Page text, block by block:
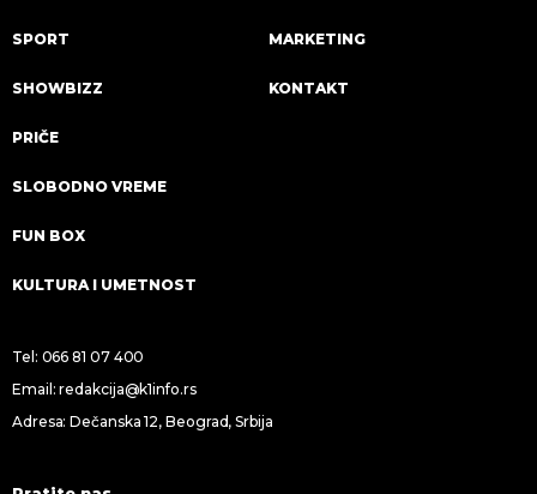
SPORT
SHOWBIZZ
PRIČE
SLOBODNO VREME
FUN BOX
KULTURA I UMETNOST
MARKETING
KONTAKT
Tel: 066 81 07 400
Email:redakcija@k1info.rs
Adresa: Dečanska 12, Beograd, Srbija